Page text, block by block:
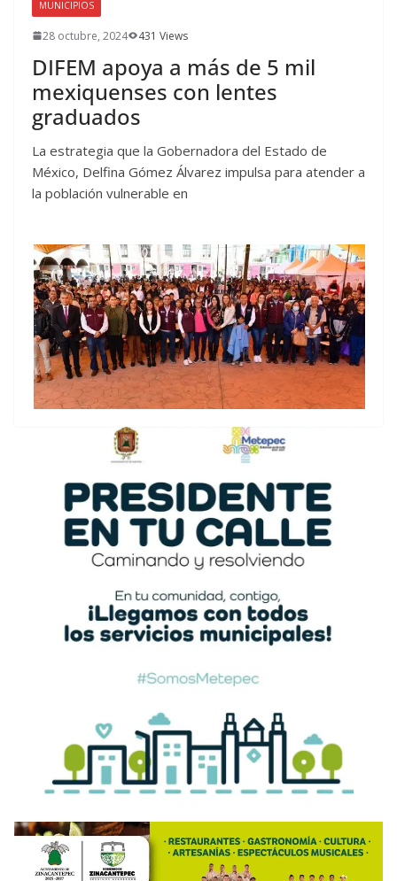
MUNICIPIOS
28 octubre, 2024 431 Views
DIFEM apoya a más de 5 mil
mexiquenses con lentes
graduados
La estrategia que la Gobernadora del Estado de
México, Delfina Gómez Álvarez impulsa para atender a
la población vulnerable en